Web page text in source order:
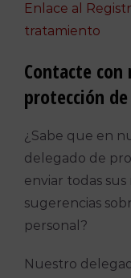
Enlace al
tratamiento
Contacte
protección
¿Sabe que en
delegado de
enviar todas
sugerencias
personal?
Nuestro